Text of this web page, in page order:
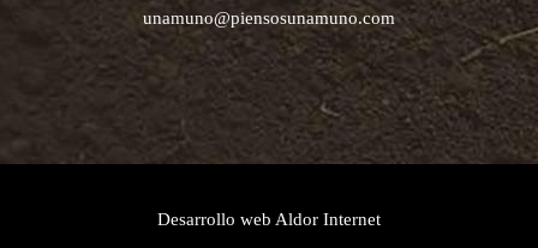
unamuno@piensosunamuno.com
Desarrollo web Aldor Internet